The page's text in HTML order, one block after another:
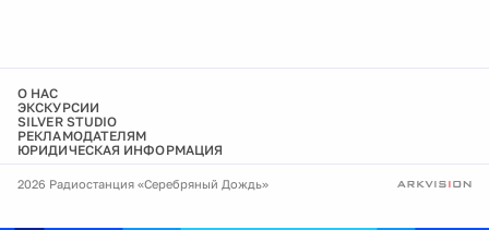
О НАС
ЭКСКУРСИИ
SILVER STUDIO
РЕКЛАМОДАТЕЛЯМ
ЮРИДИЧЕСКАЯ ИНФОРМАЦИЯ
2026 Радиостанция «Серебряный Дождь»